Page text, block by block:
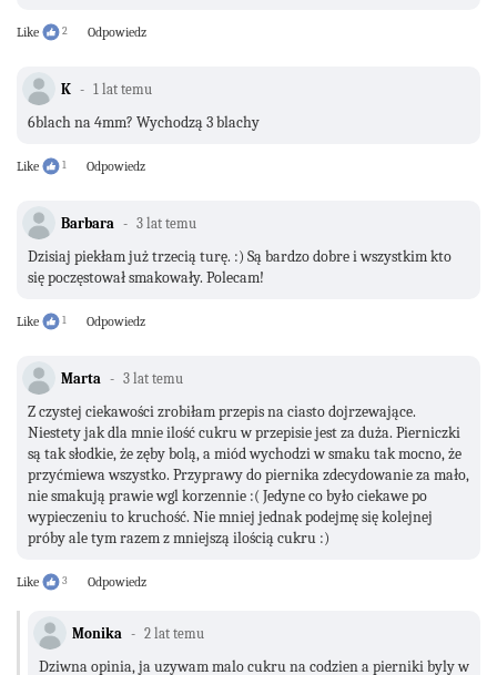
Like 2 Odpowiedz
K 1 lat temu
6blach na 4mm? Wychodzą 3 blachy
Like 1 Odpowiedz
Barbara 3 lat temu
Dzisiaj piekłam już trzecią turę. :) Są bardzo dobre i wszystkim kto
się poczęstował smakowały. Polecam!
Like 1 Odpowiedz
Marta 3 lat temu
Z czystej ciekawości zrobiłam przepis na ciasto dojrzewające.
Niestety jak dla mnie ilość cukru w przepisie jest za duża. Pierniczki
są tak słodkie, że zęby bolą, a miód wychodzi w smaku tak mocno, że
przyćmiewa wszystko. Przyprawy do piernika zdecydowanie za mało,
nie smakują prawie wgl korzennie :( Jedyne co było ciekawe po
wypieczeniu to kruchość. Nie mniej jednak podejmę się kolejnej
próby ale tym razem z mniejszą ilością cukru :)
Like 3 Odpowiedz
Monika 2 lat temu
Dziwna opinia, ja uzywam malo cukru na codzien a pierniki byly w